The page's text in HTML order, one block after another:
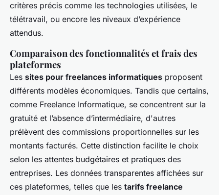
critères précis comme les technologies utilisées, le
télétravail, ou encore les niveaux d’expérience
attendus.
Comparaison des fonctionnalités et frais des
plateformes
Les sites pour freelances informatiques proposent
différents modèles économiques. Tandis que certains,
comme Freelance Informatique, se concentrent sur la
gratuité et l’absence d’intermédiaire, d'autres
prélèvent des commissions proportionnelles sur les
montants facturés. Cette distinction facilite le choix
selon les attentes budgétaires et pratiques des
entreprises. Les données transparentes affichées sur
ces plateformes, telles que les tarifs freelance